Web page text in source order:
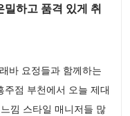
하고 품격 있게 취
바 요정들과 함께하는
점 부천에서 오늘 제대
낌 스타일 매니저들 많